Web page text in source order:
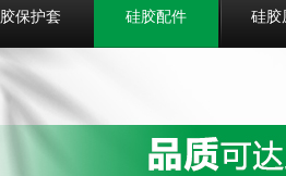
保护套 硅胶配件 硅胶